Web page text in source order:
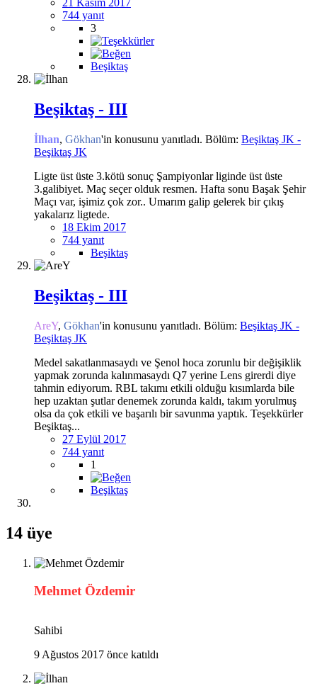
21 Kasım 2017
744 yanıt
3
Beşiktaş
Beşiktaş - III
İlhan, Gökhan'in konusunu yanıtladı. Bölüm: Beşiktaş JK -
Beşiktaş JK
Ligte üst üste 3.kötü sonuç Şampiyonlar liginde üst üste
3.galibiyet. Maç seçer olduk resmen. Hafta sonu Başak Şehir
Maçı var, işimiz çok zor.. Umarım galip gelerek bir çıkış
yakalarız ligtede.
18 Ekim 2017
744 yanıt
Beşiktaş
Beşiktaş - III
AreY, Gökhan'in konusunu yanıtladı. Bölüm: Beşiktaş JK -
Beşiktaş JK
Medel sakatlanmasaydı ve Şenol hoca zorunlu bir değişiklik
yapmak zorunda kalınmasaydı Q7 yerine Lens girerdi diye
tahmin ediyorum. RBL takımı etkili olduğu kısımlarda bile
hep uzaktan şutlar denemek zorunda kaldı, takım yorulmuş
olsa da çok etkili ve başarılı bir savunma yaptık. Teşekkürler
Beşiktaş...
27 Eylül 2017
744 yanıt
1
Beşiktaş
14 üye
Mehmet Özdemir
Sahibi
9 Ağustos 2017 önce katıldı